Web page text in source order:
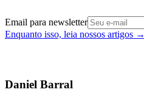
Email para newsletter
Enquanto isso, leia nossos artigos →
Daniel Barral